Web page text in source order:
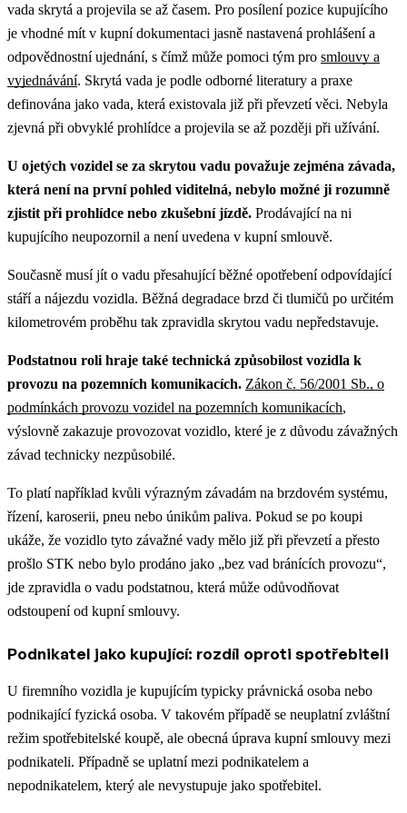
vada skrytá a projevila se až časem. Pro posílení pozice kupujícího
je vhodné mít v kupní dokumentaci jasně nastavená prohlášení a
odpovědnostní ujednání, s čímž může pomoci tým pro smlouvy a
vyjednávání. Skrytá vada je podle odborné literatury a praxe
definována jako vada, která existovala již při převzetí věci. Nebyla
zjevná při obvyklé prohlídce a projevila se až později při užívání.
U ojetých vozidel se za skrytou vadu považuje zejména závada,
která není na první pohled viditelná, nebylo možné ji rozumně
zjistit při prohlídce nebo zkušební jízdě. Prodávající na ni
kupujícího neupozornil a není uvedena v kupní smlouvě.
Současně musí jít o vadu přesahující běžné opotřebení odpovídající
stáří a nájezdu vozidla. Běžná degradace brzd či tlumičů po určitém
kilometrovém proběhu tak zpravidla skrytou vadu nepředstavuje.
Podstatnou roli hraje také technická způsobilost vozidla k
provozu na pozemních komunikacích. Zákon č. 56/2001 Sb., o
podmínkách provozu vozidel na pozemních komunikacích,
výslovně zakazuje provozovat vozidlo, které je z důvodu závažných
závad technicky nezpůsobilé.
To platí například kvůli výrazným závadám na brzdovém systému,
řízení, karoserii, pneu nebo únikům paliva. Pokud se po koupi
ukáže, že vozidlo tyto závažné vady mělo již při převzetí a přesto
prošlo STK nebo bylo prodáno jako „bez vad bránících provozu“,
jde zpravidla o vadu podstatnou, která může odůvodňovat
odstoupení od kupní smlouvy.
Podnikatel jako kupující: rozdíl oproti spotřebiteli
U firemního vozidla je kupujícím typicky právnická osoba nebo
podnikající fyzická osoba. V takovém případě se neuplatní zvláštní
režim spotřebitelské koupě, ale obecná úprava kupní smlouvy mezi
podnikateli. Případně se uplatní mezi podnikatelem a
nepodnikatelem, který ale nevystupuje jako spotřebitel.